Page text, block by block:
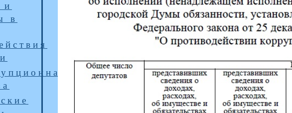
и
в